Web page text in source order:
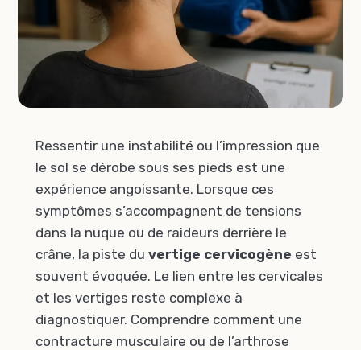
Ressentir une instabilité ou l’impression que
le sol se dérobe sous ses pieds est une
expérience angoissante. Lorsque ces
symptômes s’accompagnent de tensions
dans la nuque ou de raideurs derrière le
crâne, la piste du vertige cervicogène est
souvent évoquée. Le lien entre les cervicales
et les vertiges reste complexe à
diagnostiquer. Comprendre comment une
contracture musculaire ou de l’arthrose